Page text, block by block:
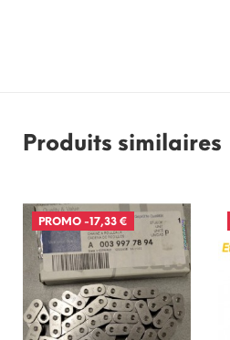
Produits similaires
PROMO -17,33 €